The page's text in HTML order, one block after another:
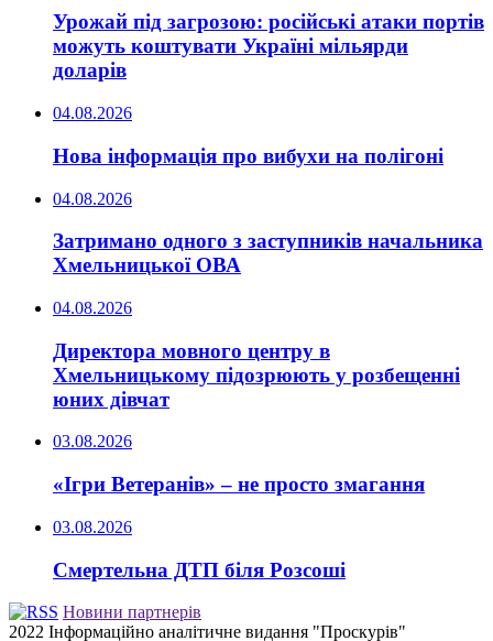
Урожай під загрозою: російські атаки портів
можуть коштувати Україні мільярди
доларів
04.08.2026
Нова інформація про вибухи на полігоні
04.08.2026
Затримано одного з заступників начальника
Хмельницької ОВА
04.08.2026
Директора мовного центру в
Хмельницькому підозрюють у розбещенні
юних дівчат
03.08.2026
«Ігри Ветеранів» – не просто змагання
03.08.2026
Смертельна ДТП біля Розсоші
Новини партнерів
2022 Інформаційно аналітичне видання "Проскурів"